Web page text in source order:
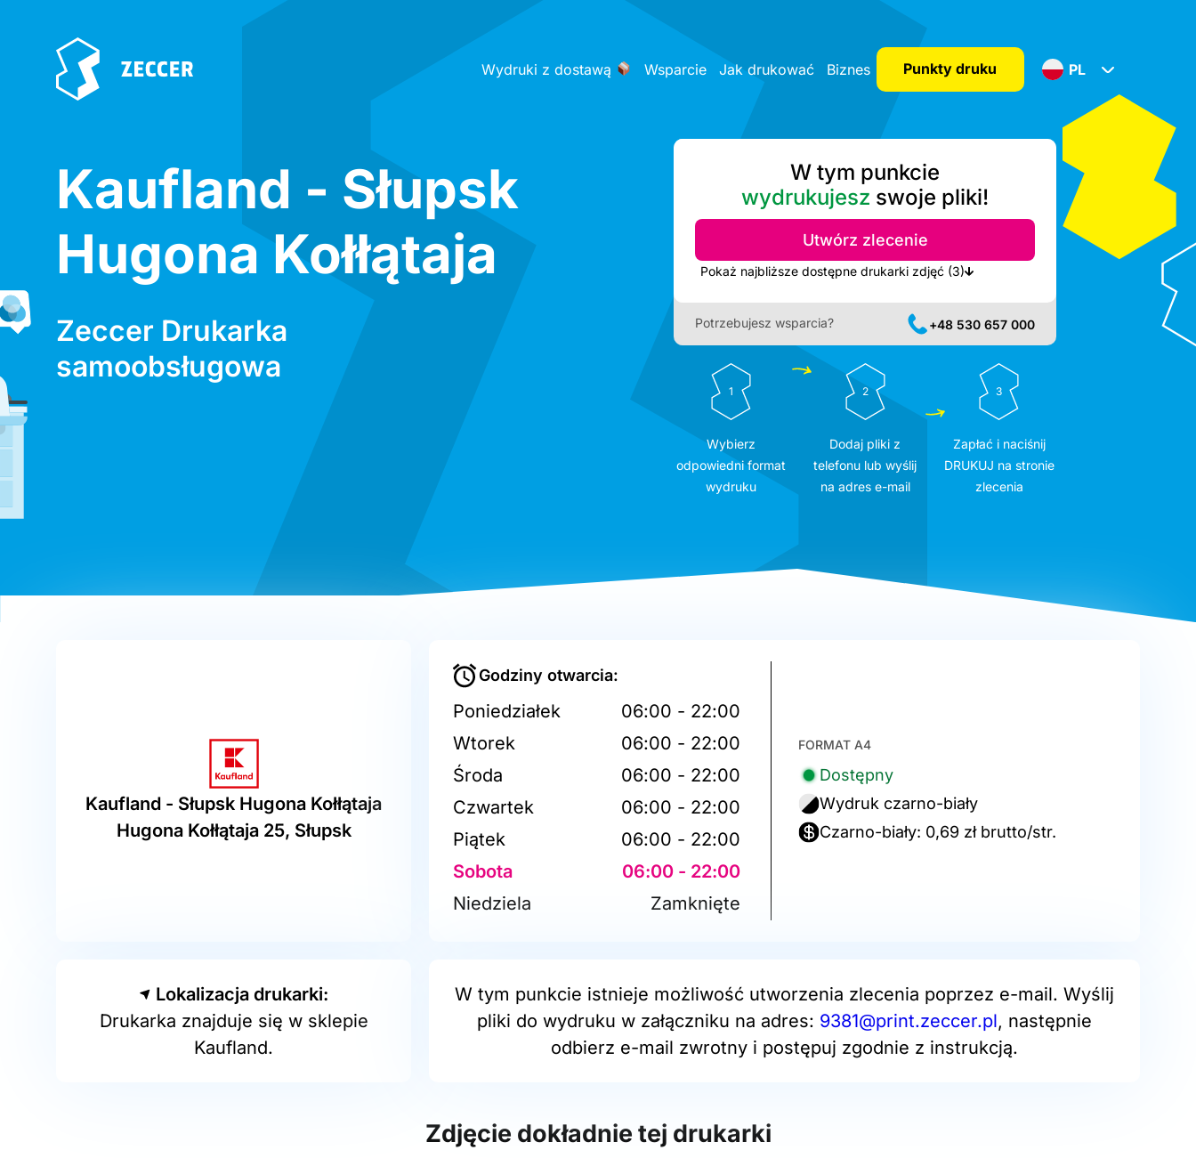
Wydruki z dostawą Wsparcie Jak drukować Biznes Punkty druku PL
Kaufland - Słupsk
Hugona Kołłątaja
Zeccer Drukarka
samoobsługowa
W tym punkcie
wydrukujesz swoje pliki!
Utwórz zlecenie
Pokaż najbliższe dostępne drukarki zdjęć (3)
Potrzebujesz wsparcia? +48 530 657 000
1
Wybierz
odpowiedni format
wydruku
2
Dodaj pliki z
telefonu lub wyślij
na adres e-mail
3
Zapłać i naciśnij
DRUKUJ na stronie
zlecenia
Kaufland - Słupsk Hugona Kołłątaja
Hugona Kołłątaja 25, Słupsk
Godziny otwarcia:
Poniedziałek
06:00 - 22:00
Wtorek
06:00 - 22:00
Środa
06:00 - 22:00
Czwartek
06:00 - 22:00
Piątek
06:00 - 22:00
Sobota
06:00 - 22:00
Niedziela
Zamknięte
FORMAT A4
Dostępny
Wydruk czarno-biały
Czarno-biały: 0,69 zł brutto/str.
Lokalizacja drukarki:
Drukarka znajduje się w sklepie
Kaufland.
W tym punkcie istnieje możliwość utworzenia zlecenia poprzez e-mail. Wyślij
pliki do wydruku w załączniku na adres: 9381@print.zeccer.pl, następnie
odbierz e-mail zwrotny i postępuj zgodnie z instrukcją.
Zdjęcie dokładnie tej drukarki